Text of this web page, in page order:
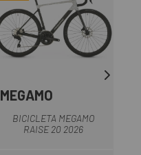
MEGAMO
BICICLETA MEGAMO
RAISE 20 2026